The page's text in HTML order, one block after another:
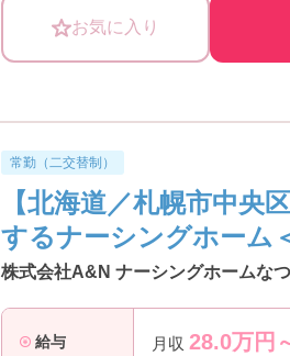
温かい雰囲気が魅力です♪
・20～30代中心に活躍
・中途入職者多数
―――――――――――――――
■ キャリアも広がる成長環境
―――――――――――――――
将来も見据えて働けます。
・認定看護師取得の支援あり
・院外研修への参加支援
・副業相談可能
→ 自分らしいキャリア形成を応援
お気に入り
常勤（二交替制）
【北海道／札幌市中
するナーシングホーム
株式会社A&N ナーシングホームな
給与 月収 28.0万円